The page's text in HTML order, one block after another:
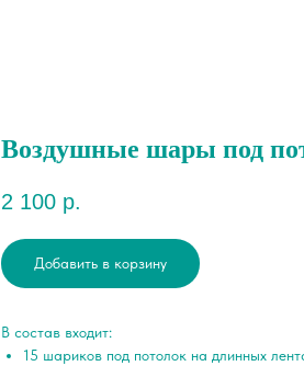
Воздушные шары под
2 100 р.
Добавить в корзину
В состав входит:
15 шариков под потолок на длинных